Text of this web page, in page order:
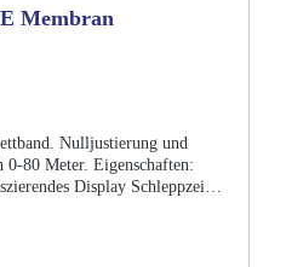
Membran
Nulljustierung und
Eigenschaften:
Display Schleppzeiger